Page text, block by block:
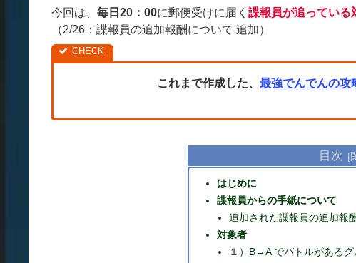
今回は、 毎日20：00に郵便受けに届く 諜報員が追っている
（2/26：諜報員の追加報酬について 追加）
これまで作成した、 最強でんでんの攻
目次
はじめに
諜報員からの手紙について
追加された諜報員の追加報
対象者
１）B→A でバトルがあるグ